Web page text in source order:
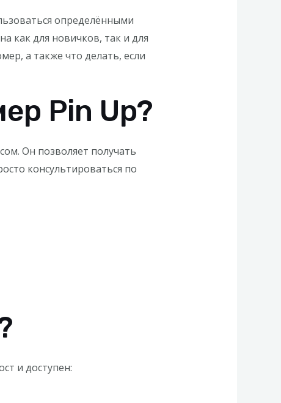
определёнными
как для новичков, так и для
а также что делать, если
Pin Up?
Он позволяет получать
консультироваться по
и доступен: